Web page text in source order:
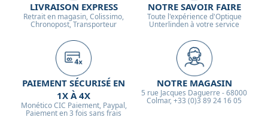
LIVRAISON EXPRESS
Retrait en magasin, Colissimo,
Chronopost, Transporteur
NOTRE SAVOIR FAIRE
Toute l'expérience d'Optique
Unterlinden à votre service
PAIEMENT SÉCURISÉ EN
1X À 4X
Monético CIC Paiement, Paypal,
Paiement en 3 fois sans frais
NOTRE MAGASIN
5 rue Jacques Daguerre - 68000
Colmar, +33 (0)3 89 24 16 05